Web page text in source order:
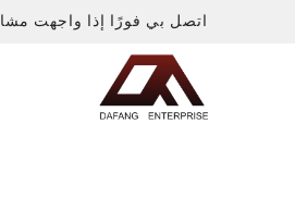
اتصل بي فورًا إذا واجهت